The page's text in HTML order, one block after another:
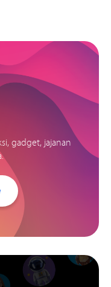
gadget, jajanan